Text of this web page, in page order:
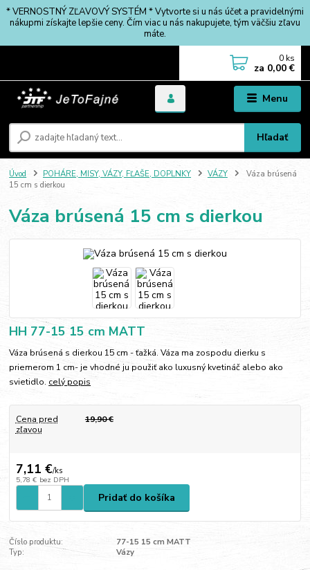
* VERNOSTNÝ ZĽAVOVÝ SYSTÉM * Vytvorte si u nás účet a pravidelnými
nákupmi získajte lepšie ceny. Čím viac u nás nakupujete, tým väčšiu zľavu
máte.
Menu
Hľadať
0 ks
za 0,00 €
Úvod POHÁRE, MISY, VÁZY, FĽAŠE, DOPLNKY VÁZY
Váza brúsená
15 cm s dierkou
Váza brúsená 15 cm s dierkou
HH 77-15 15 cm MATT
Váza brúsená s dierkou 15 cm - ťažká. Váza ma zospodu dierku s
priemerom 1 cm- je vhodné ju použiť ako luxusný kvetináč alebo ako
svietidlo. celý popis
Cena pred
zľavou
19,90 €
7,11 €/ks
5,78 € bez DPH
Pridať do košíka
Číslo produktu:
77-15 15 cm MATT
Typ:
Vázy